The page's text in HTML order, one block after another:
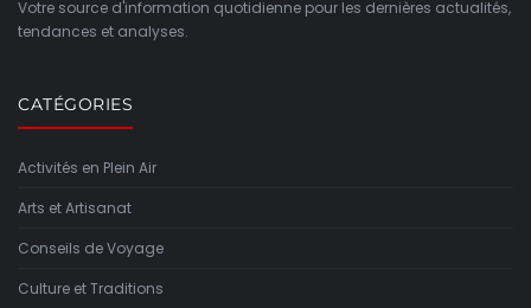
Votre source d'information quotidienne pour les dernières actualités,
tendances et analyses.
CATÉGORIES
Activités en Plein Air
Arts et Artisanat
Conseils de Voyage
Culture et Traditions